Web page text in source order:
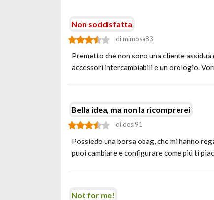
Non soddisfatta
di mimosa83
Premetto che non sono una cliente
accessori intercambiabili e un orologio.
Bella idea, ma non la ricomprerei
di desi91
Possiedo una borsa obag, che mi hanno
puoi cambiare e configurare come piú ti
Not for me!